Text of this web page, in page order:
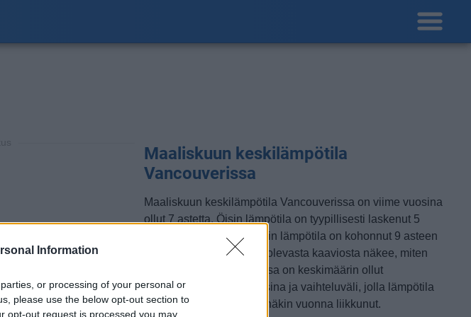
Information
or processing of your personal or
please use the below opt-out section to
opt-out request is processed you may
Maaliskuun keskilämpötila
Vancouverissa
Maaliskuun keskilämpötila Vancouverissa on viime vuosina
ollut 7 astetta. Öisin lämpötila on tyypillisesti laskenut 5
asteen tienoille, ja päivisin lämpötila on kohonnut 9 asteen
tuntumaan. Tällä sivulla olevasta kaaviosta näkee, miten
lämmin sää Vancouverissa on keskimäärin ollut
maaliskuussa viime vuosina ja vaihteluväli, jolla lämpötila
tavallisina päivinä on minäkin vuonna liikkunut.